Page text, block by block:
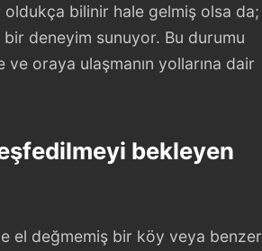
oldukça bilinir hale gelmiş olsa da;
bir deneyim sunuyor. Bu durumu
oraya ulaşmanın yollarına dair
bekleyen
el değmemiş bir köy veya benzer